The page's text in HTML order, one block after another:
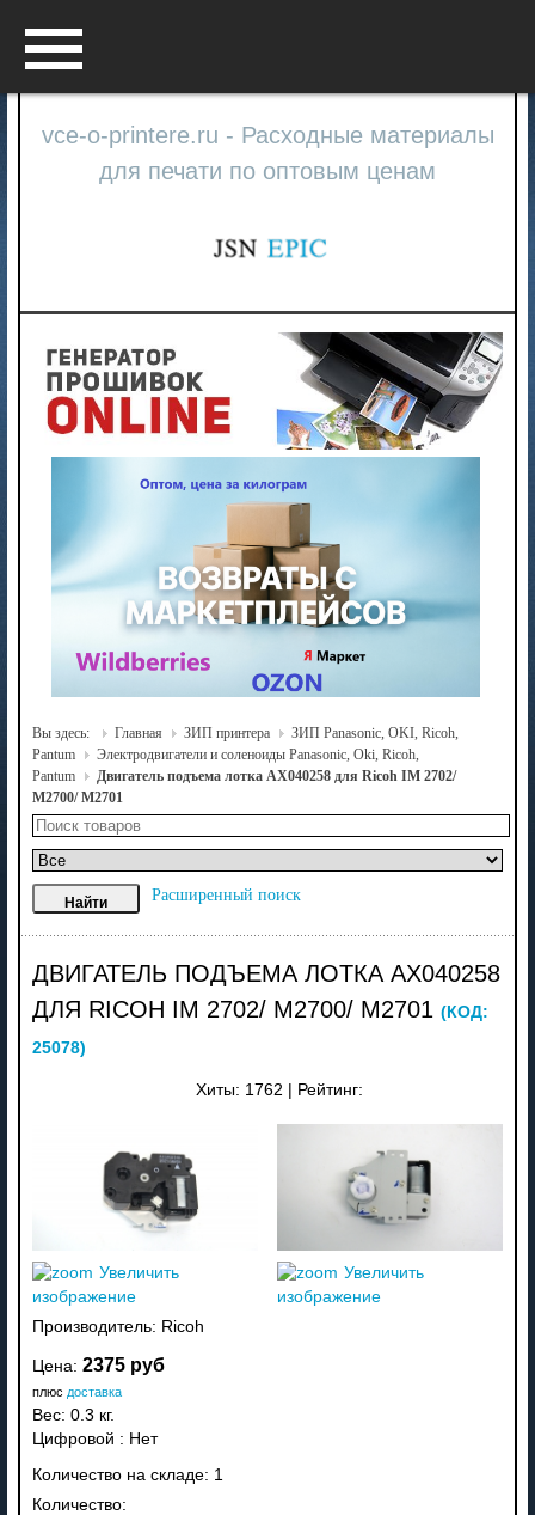
vce-o-printere.ru - Расходные материалы
для печати по оптовым ценам
Вы здесь: Главная ЗИП принтера
ЗИП Panasonic, OKI, Ricoh,
Pantum
Электродвигатели и соленоиды Panasonic, Oki, Ricoh,
Pantum
Двигатель подъема лотка AX040258 для Ricoh IM 2702/
M2700/ M2701
Расширенный поиск
ДВИГАТЕЛЬ ПОДЪЕМА ЛОТКА AX040258
ДЛЯ RICOH IM 2702/ M2700/ M2701 (КОД:
25078)
Хиты: 1762 Рейтинг:
Увеличить
изображение
Увеличить
изображение
Производитель: Ricoh
Цена: 2375 руб
плюс доставка
Вес: 0.3 кг.
Цифровой : Нет
Количество на складе: 1
Количество: